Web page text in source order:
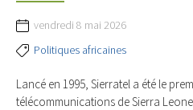
vendredi 8 mai 2026
Politiques africaines
Lancé en 1995, Sierratel a été le
télécommunications de Sierra